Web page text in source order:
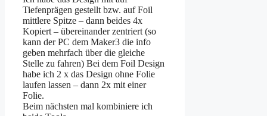
Tiefenprägen gestellt bzw. auf Foil
mittlere Spitze – dann beides 4x
Kopiert – übereinander zentriert (so
kann der PC dem Maker3 die info
geben mehrfach über die gleiche
Stelle zu fahren) Bei dem Foil Design
habe ich 2 x das Design ohne Folie
laufen lassen – dann 2x mit einer
Folie.
Beim nächsten mal kombiniere ich